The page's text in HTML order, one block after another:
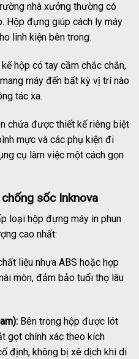
nhà xưởng thường có
Hộp đựng giúp cách ly máy
linh kiện bên trong.
hộp có tay cầm chắc chắn,
máy đến bất kỳ vị trí nào
tác xa.
chứa được thiết kế riêng biệt
mực và các phụ kiện đi
cụ làm việc một cách gọn
sốc Inknova
loại hộp đựng máy in phun
cao nhất:
liệu nhựa ABS hoặc hợp
mòn, đảm bảo tuổi thọ lâu
Bên trong hộp được lót
gọt chính xác theo kích
định, không bị xê dịch khi di